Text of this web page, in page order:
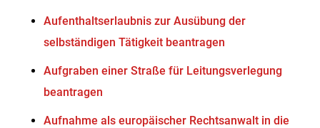
Aufenthaltserlaubnis zur Ausübung der
selbständigen Tätigkeit beantragen
Aufgraben einer Straße für Leitungsverlegung
beantragen
Aufnahme als europäischer Rechtsanwalt in die